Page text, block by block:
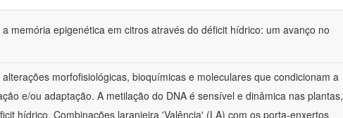
memória epigenética em citros através do déficit hídrico: um avanço no
morfofisiológicas, bioquímicas e moleculares que condicionam a
e/ou adaptação. A metilação do DNA é sensível e dinâmica nas plantas,
hídrico. Combinações laranjeira 'Valência' (LA) com os porta-enxertos